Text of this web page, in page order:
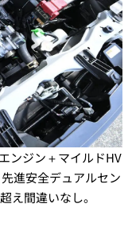
ンジン＋マイルドHV
進安全デュアルセン
え間違いなし。